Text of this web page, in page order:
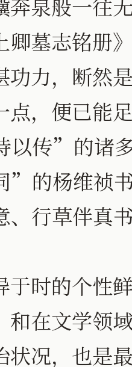
奔泉般一往
卿墓志铭册
功力，断然
点，便已能
传”的诸多
的杨维祯
行草伴真
时的个性鲜
和在文学领
状况，也是